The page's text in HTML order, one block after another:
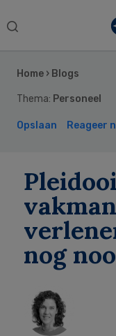
Search
Home › Blogs
Thema: Personeel
Opslaan Reageer
nog
Sidebar